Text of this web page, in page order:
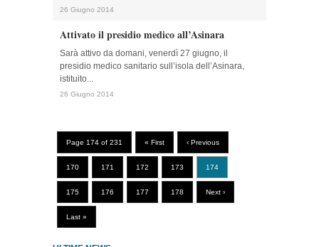
26 Giugno 2014
Attivato il presidio medico all’Asinara
Sarà attivo da domani, venerdì 27 giugno, il
presidio medico sanitario sull’isola dell’Asinara,
istituito...
26 Giugno 2014
Page 174 of 231 « First ‹ Previous
170 171 172 173 174
175 176 177 178 Next ›
Last »